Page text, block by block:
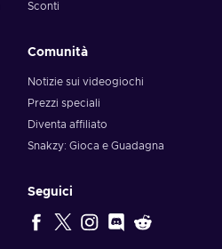
Sconti
Comunità
Notizie sui videogiochi
Prezzi speciali
Diventa affiliato
Snakzy: Gioca e Guadagna
Seguici